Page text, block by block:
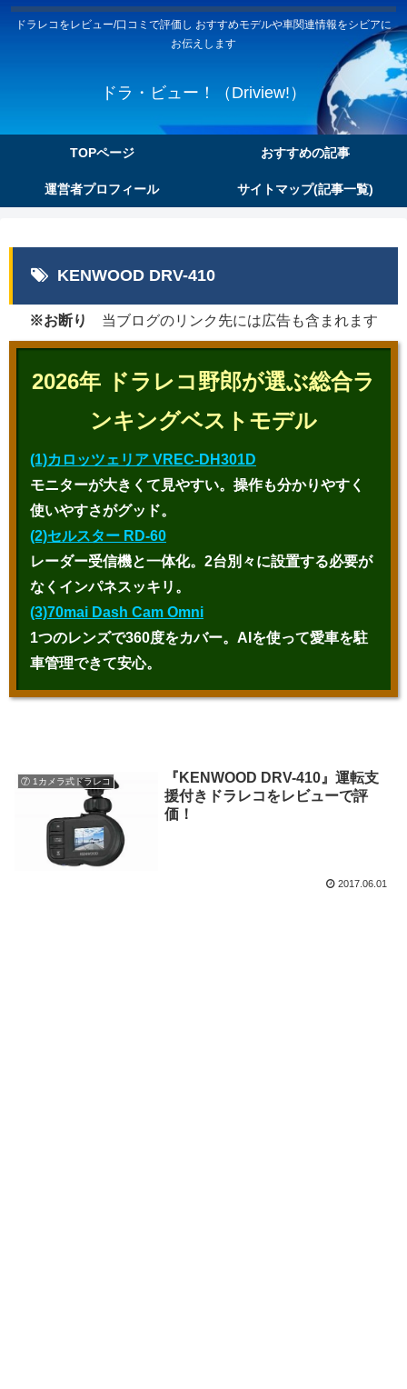
ドラレコをレビュー/口コミで評価し おすすめモデルや車関連情報をシビアに
お伝えします
ドラ・ビュー！（Driview!）
TOPページ おすすめの記事
運営者プロフィール サイトマップ(記事一覧)
KENWOOD DRV-410
※お断り 当ブログのリンク先には広告も含まれます
2026年 ドラレコ野郎が選ぶ総合ラ
ンキングベストモデル
(1)カロッツェリア VREC-DH301D
モニターが大きくて見やすい。操作も分かりやすく
使いやすさがグッド。
(2)セルスター RD-60
レーダー受信機と一体化。2台別々に設置する必要が
なくインパネスッキリ。
(3)70mai Dash Cam Omni
1つのレンズで360度をカバー。AIを使って愛車を駐
車管理できて安心。
⑦ 1カメラ式ドラレコ
『KENWOOD DRV-410』運転支
援付きドラレコをレビューで評
価！
2017.06.01